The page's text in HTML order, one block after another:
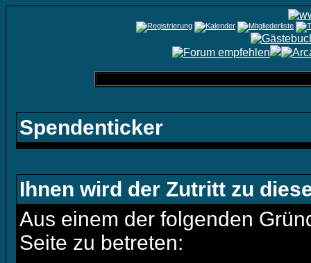
Spendenticker
Ihnen wird der Zutritt zu
Aus einem der folgenden
Seite zu betreten: